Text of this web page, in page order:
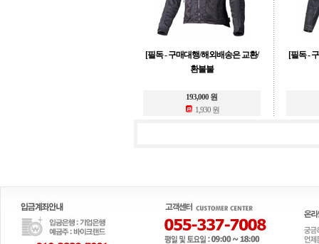
[필독 - 구매대행/해외배송은 교환/
환불불
193,000 원
1,930 원
[필독 -